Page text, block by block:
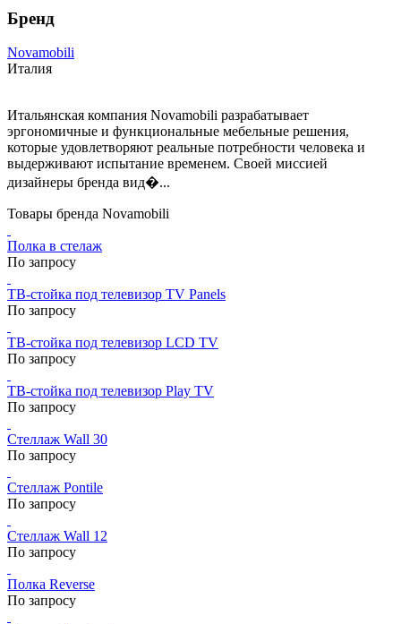
Бренд
Novamobili
Италия
Итальянская компания Novamobili разрабатывает
эргономичные и функциональные мебельные решения,
которые удовлетворяют реальные потребности человека и
выдерживают испытание временем. Своей миссией
дизайнеры бренда вид�...
Товары бренда Novamobili
Полка в стелаж
По запросу
ТВ-стойка под телевизор TV Panels
По запросу
ТВ-стойка под телевизор LCD TV
По запросу
ТВ-стойка под телевизор Play TV
По запросу
Стеллаж Wall 30
По запросу
Стеллаж Pontile
По запросу
Стеллаж Wall 12
По запросу
Полка Reverse
По запросу